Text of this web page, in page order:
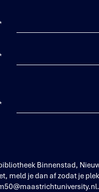
Binnenstad,
meld je dan af zodat je
.